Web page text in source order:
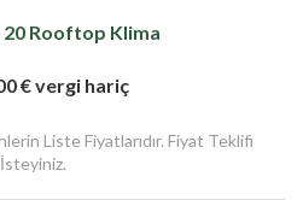
20 Rooftop Klima
€ vergi hariç
Liste Fiyatlarıdır. Fiyat Teklifi
İsteyiniz.